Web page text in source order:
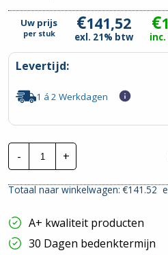
Uw prijs
per stuk €141,52
exl. 21% btw
€
Levertijd:
1 á 2 Werkdagen
-
Stago
Draadgoot
Performa
|
3
Meter
hoeveelheid
+
Totaal naar winkelwagen: €141.52
A+ kwaliteit producten
30 Dagen bedenktermijn